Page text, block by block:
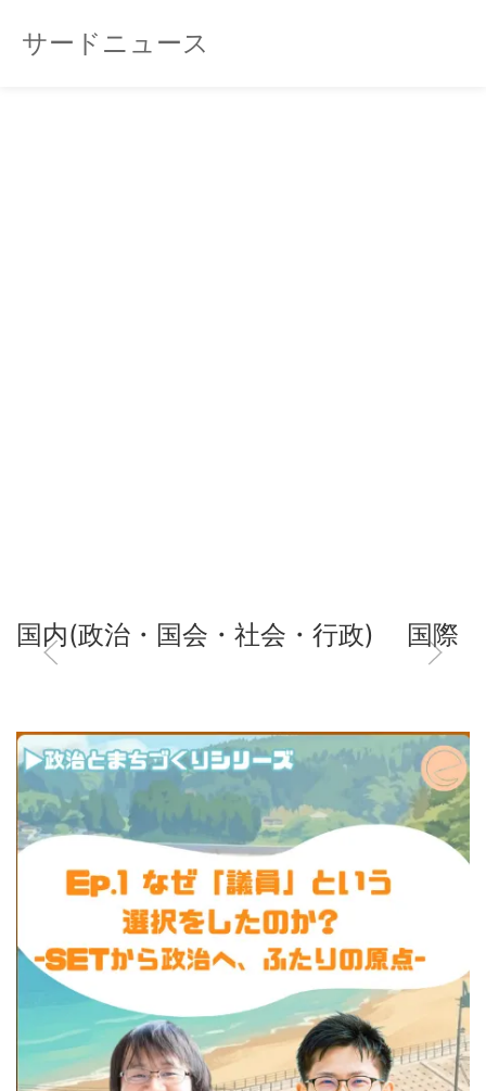
サードニュース
国内(政治・国会・社会・行政) 国際